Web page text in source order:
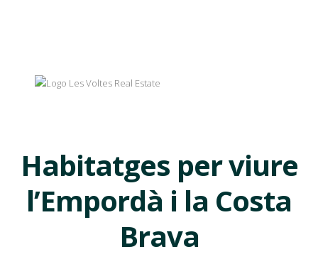
Habitatges per viure
l’Empordà i la Costa
Brava